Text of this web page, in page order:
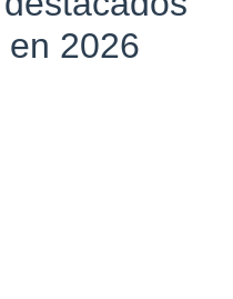
2026